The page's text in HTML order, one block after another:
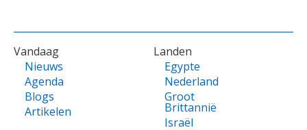
VOET
Vandaag
Nieuws
Agenda
Blogs
Artikelen
Landen
Egypte
Nederland
Groot
Brittannië
Israël